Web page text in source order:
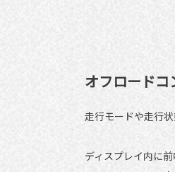
オフロード
走行モードや走行
ディスプレイ内に